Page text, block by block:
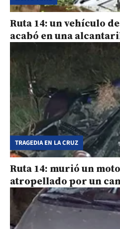
Ruta 14: un vehículo
acabó en una
TRAGEDIA EN LA CRUZ
Ruta 14: murió un
atropellado por un